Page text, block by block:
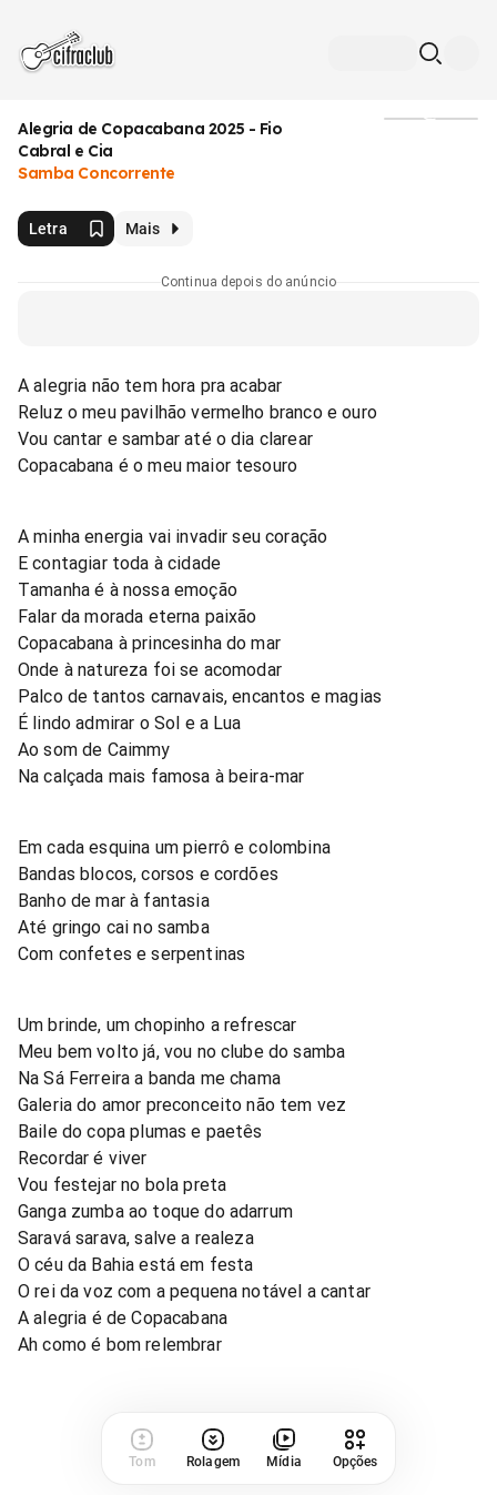
Alegria de Copacabana 2025 - Fio
Cabral e Cia
Samba Concorrente
Letra Mais
Continua depois do anúncio
A alegria não tem hora pra acabar
Reluz o meu pavilhão vermelho branco e ouro
Vou cantar e sambar até o dia clarear
Copacabana é o meu maior tesouro
A minha energia vai invadir seu coração
E contagiar toda à cidade
Tamanha é à nossa emoção
Falar da morada eterna paixão
Copacabana à princesinha do mar
Onde à natureza foi se acomodar
Palco de tantos carnavais, encantos e magias
É lindo admirar o Sol e a Lua
Ao som de Caimmy
Na calçada mais famosa à beira-mar
Em cada esquina um pierrô e colombina
Bandas blocos, corsos e cordões
Banho de mar à fantasia
Até gringo cai no samba
Com confetes e serpentinas
Um brinde, um chopinho a refrescar
Meu bem volto já, vou no clube do samba
Na Sá Ferreira a banda me chama
Galeria do amor preconceito não tem vez
Baile do copa plumas e paetês
Recordar é viver
Vou festejar no bola preta
Ganga zumba ao toque do adarrum
Saravá sarava, salve a realeza
O céu da Bahia está em festa
O rei da voz com a pequena notável a cantar
A alegria é de Copacabana
Ah como é bom relembrar
Tom Rolagem Mídia Opções